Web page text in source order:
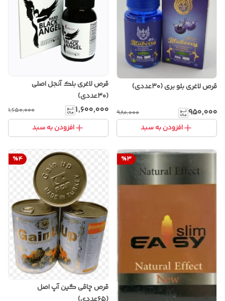
قرص لاغری بلو بری (۳۰عددی)
۹۵۰٬۰۰۰ ۹۸۰٬۰۰۰
افزودن به سبد
قرص لاغری بلک آنجل اصلی
(۳۰عددی)
۱٬۶۰۰٬۰۰۰ ۱٬۶۵۰٬۰۰۰
افزودن به سبد
%3
%4
قرص چاقی گین آپ اصل